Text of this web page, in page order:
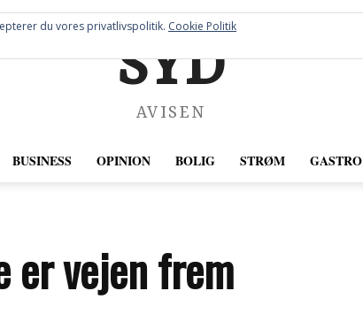
SYD
AVISEN
BUSINESS OPINION BOLIG STRØM GASTRO
er vejen frem
du vores privatlivspolitik. Cookie Politik